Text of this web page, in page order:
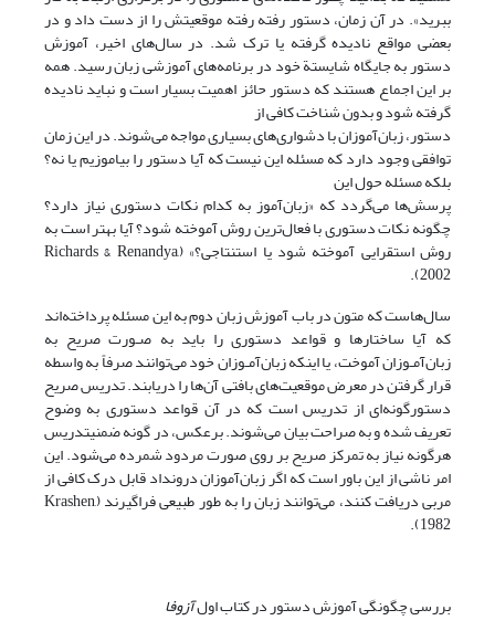
ببرید». در آن زمان، دستور رفته رفته موقعیتش را از دست داد ‌و در
بعضی مواقع نادیده گرفته یا ترک شد. در سال‌های اخیر، ‌آموزش
دستور به جایگاه شایستة خود در برنامه‌های آموزشی زبان رسید. همه
بر این اجماع هستند که دستور حائز اهمیت بسیار است و نباید نادیده
گرفته شود و بدون شناخت کافی از
دستور، ‌زبان‌آموزان با دشواری‌های بسیاری مواجه می‌شوند. در این زمان
توافقی وجود دارد که مسئله این نیست که آیا دستور را بیاموزیم یا نه؟‌
بلکه مسئله حول این
پرسش‌ها می‌گردد که «زبان‌آموز به کدام نکات دستوری نیاز دارد؟
چگونه نکات دستوری با فعال‌ترین روش آموخته شود؟ آیا بهتر است به
روش استقرایی آموخته شود یا استنتاجی؟» (Richards & Renandya,
2002).
سال‌هاست که متون در باب آموزش زبان دوم به این مسئله پرداخته‌اند
که آیا ساختار‌ها و قواعد دستوری را باید به صـورت صریح به
زبان‌آمـوزان آموخت، یا اینکه زبان‌آمـوزان خود می‌توانند صرفاً به واسطه
قرار گرفتن در معرض موقعیت‌های بافتی آن‌ها را دریابند. تدریس صریح
دستورگونه‌ای از تدریس است که در آن قواعد دستوری به وضوح
تعریف شده و به صراحت بیان می‌شوند. برعکس، در گونه ضمنیتدریس
هرگونه نیاز به تمرکز صریح بر روی صورت مردود شمرده می‌شود. این
امر ناشی از این باور است که اگر زبان‌آموزان درونداد قابل درک کافی از
مربی دریافت کنند، می‌توانند زبان را به طور طبیعی فراگیرند (Krashen,
1982).
بررسی چگونگی آموزش دستور در کتاب اولآزوفا